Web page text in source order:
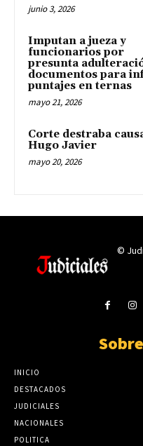
junio 3, 2026
Imputan a jueza y
funcionarios por
presunta
documentos para
puntajes en ternas
mayo 21, 2026
Corte destraba
Hugo Javier
mayo 20, 2026
©
INICIO
DESTACADOS
JUDICIALES
NACIONALES
POLITICA